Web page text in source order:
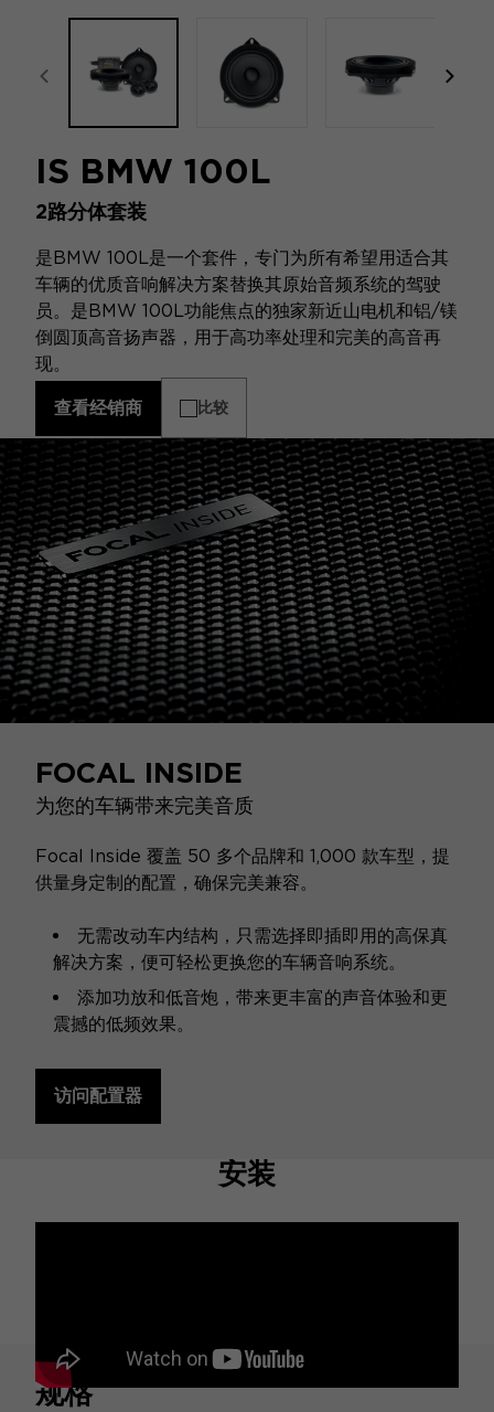
focal-naim-frontent::misc.prev_label
IS BMW 100L
2路分体套装
是BMW 100L是一个套件，专门为所有希望用适合其
车辆的优质音响解决方案替换其原始音频系统的驾驶
员。是BMW 100L功能焦点的独家新近山电机和铝/镁
倒圆顶高音扬声器，用于高功率处理和完美的高音再
现。
查看经销商 比较
FOCAL INSIDE
为您的车辆带来完美音质
Focal Inside 覆盖 50 多个品牌和 1,000 款车型，提
供量身定制的配置，确保完美兼容。
无需改动车内结构，只需选择即插即用的高保真
解决方案，便可轻松更换您的车辆音响系统。
添加功放和低音炮，带来更丰富的声音体验和更
震撼的低频效果。
访问配置器
安装
规格